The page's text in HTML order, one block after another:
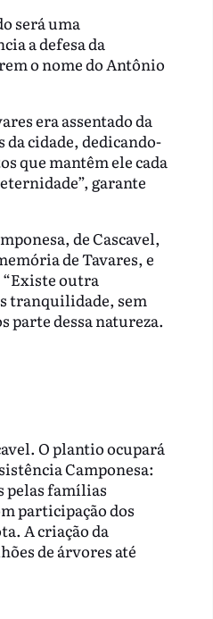
será uma
a defesa da
o nome do Antônio
era assentado da
cidade, dedicando-
que mantêm ele cada
garante
de Cascavel,
de Tavares, e
“Existe outra
tranquilidade, sem
parte dessa natureza.
O plantio ocupará
Camponesa:
pelas famílias
participação dos
A criação da
de árvores até